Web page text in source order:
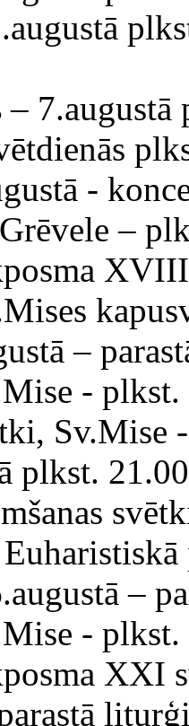
– 7.augustā
-
–
–
-
Sv.Mise
plkst.
–
-
XXI